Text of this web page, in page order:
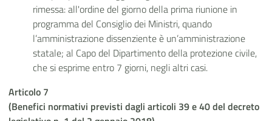
rimessa: all'ordine del giorno della prima riunione in
programma del Consiglio dei Ministri, quando
l’amministrazione dissenziente è un’amministrazione
statale; al Capo del Dipartimento della protezione civile,
che si esprime entro 7 giorni, negli altri casi.
Articolo 7
(Benefici normativi previsti dagli articoli 39 e 40 del decreto